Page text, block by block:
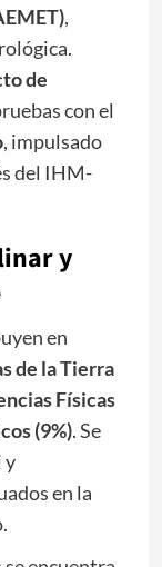
,
de
con el
, impulsado
del IHM-
y
en
de la Tierra
Físicas
(9%). Se
y
en la